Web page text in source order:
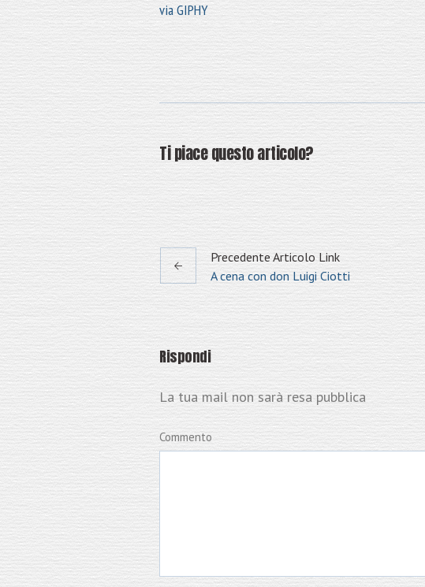
via GIPHY
Ti piace questo articolo?
Precedente ArticoloLink
A cena con don Luigi Ciotti
Rispondi
La tua mail non sarà resa pubblica
Commento